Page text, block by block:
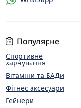
Популярне
Спортивне
харчування
Вітаміни та БАДи
Фітнес аксесуари
Гейнери